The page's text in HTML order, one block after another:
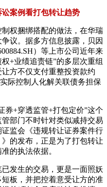
案例看打包转让趋势
权捆绑搭配的做法，在华瑞
议。据多方信息披露，贝因
）等上市公司近年来
+业绩追责链”的多层次重组
方不仅支付重整投资款约
际控制人化解关联债务担保
券+穿透监管+打包定价”这个
部门不时针对类似减持交易
监会《违规转让证券案件行
的发布，正是为了打包转让
的执法依据。
发生的交易，更是一面照妖
板，并把控着意受让方的准